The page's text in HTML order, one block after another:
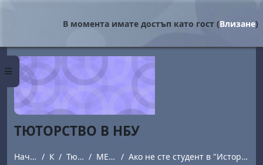
Страничен панел
В момента имате достъп като гост (Влизане)
ТЮТОРСТВО В НБУ
Начална страница Курсове Тюторството в НБУ МЕТОДИ МЕТОДИЕВ Ако не сте студент в "История и археология", попълнете формата, за да се запишете при този тютор.